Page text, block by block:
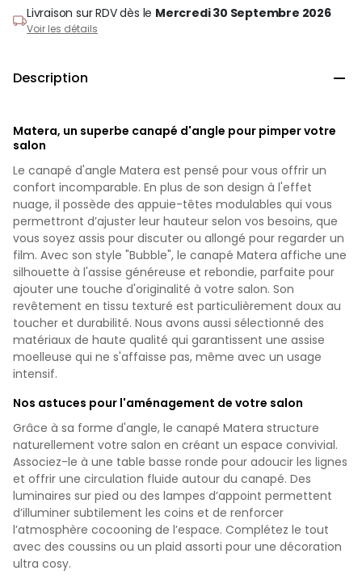
Livraison sur RDVdès le Mercredi 30 Septembre 2026
Voir les détails
Description 
Matera, un superbe canapé d'angle pour pimper votre
salon
Le canapé d'angle Matera est pensé pour vous offrir un
confort incomparable. En plus de son design à l'effet
nuage, il possède des appuie-têtes modulables qui vous
permettront d’ajuster leur hauteur selon vos besoins, que
vous soyez assis pour discuter ou allongé pour regarder un
film. Avec son style "Bubble", le canapé Matera affiche une
silhouette à l'assise généreuse et rebondie, parfaite pour
ajouter une touche d'originalité à votre salon. Son
revêtement en tissu texturé est particulièrement doux au
toucher et durabilité. Nous avons aussi sélectionné des
matériaux de haute qualité qui garantissent une assise
moelleuse qui ne s'affaisse pas, même avec un usage
intensif.
Nos astuces pour l'aménagement de votre salon
Grâce à sa forme d'angle, le canapé Matera structure
naturellement votre salon en créant un espace convivial.
Associez-le à une table basse ronde pour adoucir les lignes
et offrir une circulation fluide autour du canapé. Des
luminaires sur pied ou des lampes d’appoint permettent
d’illuminer subtilement les coins et de renforcer
l’atmosphère cocooning de l’espace. Complétez le tout
avec des coussins ou un plaid assorti pour une décoration
ultra cosy.